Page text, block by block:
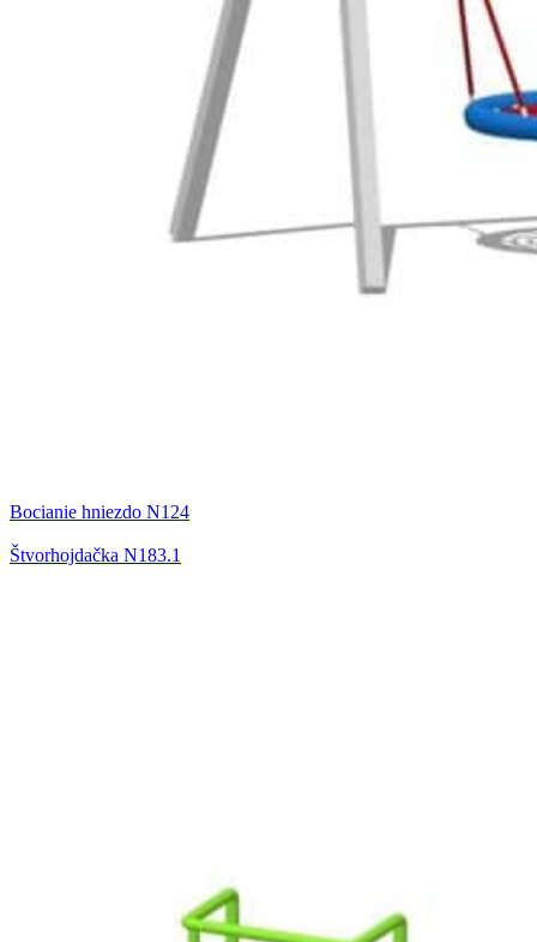
Bocianie hniezdo N124
Štvorhojdačka N183.1